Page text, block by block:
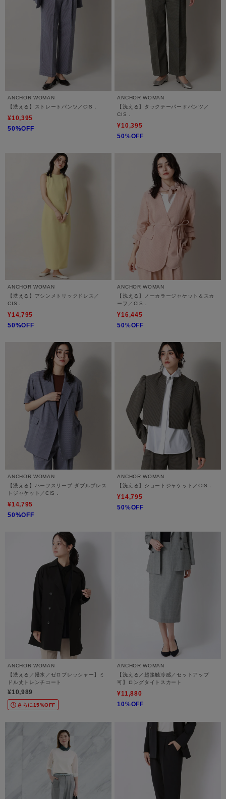
ANCHOR WOMAN
【洗える】ストレートパンツ／CIS．
¥10,395
50%OFF
ANCHOR WOMAN
【洗える】タックテーパードパンツ／
CIS．
¥10,395
50%OFF
ANCHOR WOMAN
【洗える】アシンメトリックドレス／
CIS．
¥14,795
50%OFF
ANCHOR WOMAN
【洗える】ノーカラージャケット＆スカ
ーフ／CIS．
¥16,445
50%OFF
ANCHOR WOMAN
【洗える】ハーフスリーブ ダブルブレス
トジャケット／CIS．
¥14,795
50%OFF
ANCHOR WOMAN
【洗える】ショートジャケット／CIS．
¥14,795
50%OFF
ANCHOR WOMAN
【洗える／撥水／ゼロプレッシャー】ミ
ドル丈トレンチコート
¥10,989
さらに15%OFF
ANCHOR WOMAN
【洗える／超接触冷感／セットアップ
可】ロングタイトスカート
¥11,880
10%OFF